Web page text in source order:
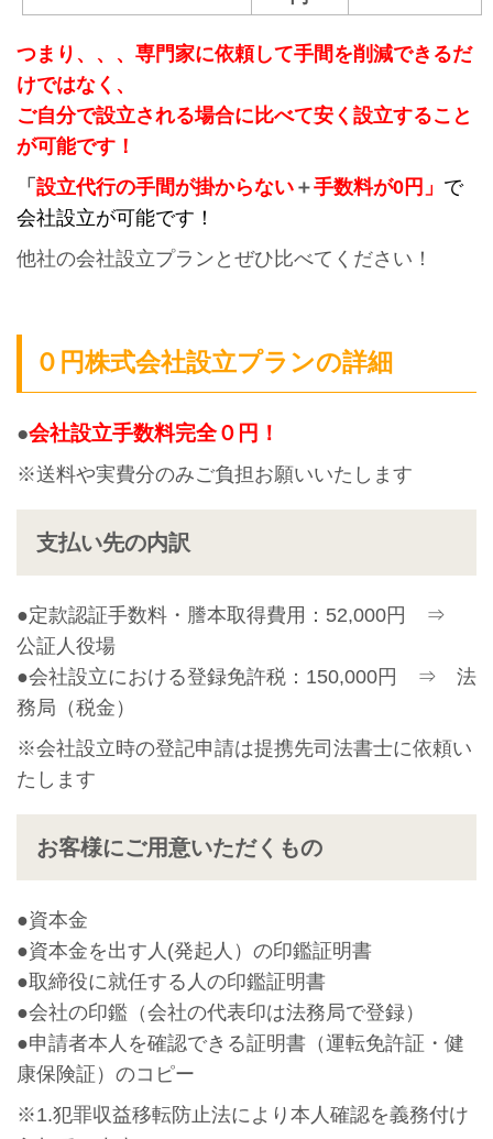
つまり、、、専門家に依頼して手間を削減できるだ
けではなく、
ご自分で設立される場合に比べて安く設立すること
が可能です！
「 設立代行の手間が掛からない＋手数料が0円」 で
会社設立が可能です！
他社の会社設立プランとぜひ比べてください！
０円株式会社設立プランの詳細
●会社設立手数料完全０円！
※送料や実費分のみご負担お願いいたします
支払い先の内訳
●定款認証手数料・謄本取得費用：52,000円 ⇒
公証人役場
●会社設立における登録免許税：150,000円 ⇒ 法
務局（税金）
※会社設立時の登記申請は提携先司法書士に依頼い
たします
お客様にご用意いただくもの
●資本金
●資本金を出す人(発起人）の印鑑証明書
●取締役に就任する人の印鑑証明書
●会社の印鑑（会社の代表印は法務局で登録）
●申請者本人を確認できる証明書（運転免許証・健
康保険証）のコピー
※1.犯罪収益移転防止法により本人確認を義務付け